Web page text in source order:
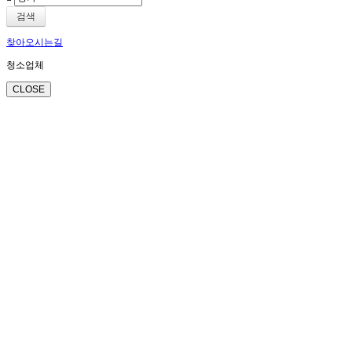
검색
찾아오시는길
청소업체
CLOSE